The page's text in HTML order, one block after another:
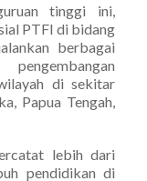
tinggi ini,
PTFI di bidang
berbagai
di sekitar
Papua Tengah,
lebih dari
pendidikan di